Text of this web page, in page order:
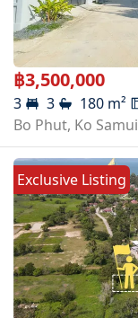
฿3,500,000
3 3 180 m²
Bo Phut, Ko Samui
Exclusive Listing